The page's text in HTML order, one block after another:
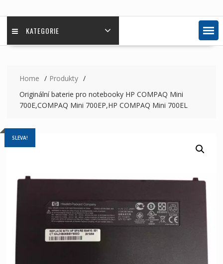
KATEGORIE
Home
Produkty
Originální baterie pro notebooky HP COMPAQ Mini
700E,COMPAQ Mini 700EP,HP COMPAQ Mini 700EL
SLEVA!